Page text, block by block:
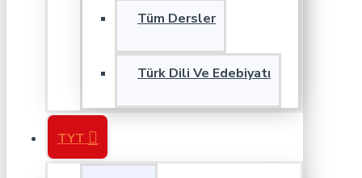
Tüm Dersler
Türk Dili Ve Edebiyatı
TYT